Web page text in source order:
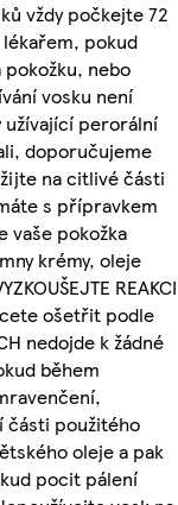
vždy počkejte 72
pokud
nebo
vosku není
užívající perorální
doporučujeme
na citlivé části
s přípravkem
vaše pokožka
krémy, oleje
REAKCI
ošetřit podle
nedojde k žádné
během
části použitého
oleje a pak
pocit pálení